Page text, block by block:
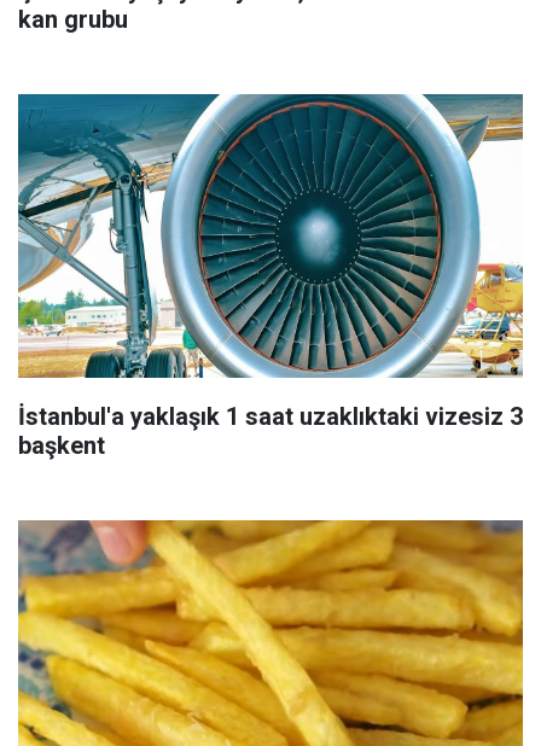
kan grubu
İstanbul'a yaklaşık 1 saat uzaklıktaki vizesiz 3
başkent